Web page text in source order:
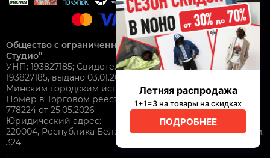
Общество с ограниченной ответственностью “Нохо
Студио”
УНП: 193827185; Свидетельство о гос. регистрации №
193827185, выдано 03.01.2025
Минским городским исполнительным комитетом.
Номер в Торговом реестре Республики Беларусь: №
778224 от 25.05.2026
Юридический адрес:
220004, Республика Беларусь, г. Минск, ул. Немига 3, пом.
324
.